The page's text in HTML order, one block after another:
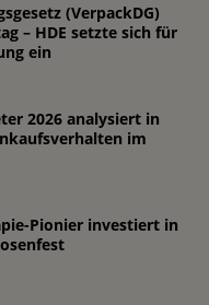
(VerpackDG)
– HDE setzte sich für
ein
2026 analysiert in
im
Pionier investiert in